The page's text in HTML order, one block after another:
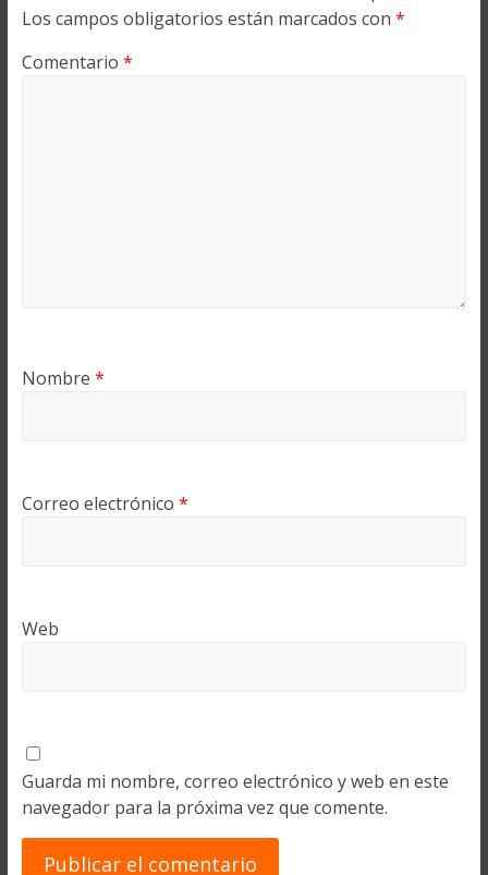
Los campos obligatorios están marcados con *
Comentario *
Nombre *
Correo electrónico *
Web
Guarda mi nombre, correo electrónico y web en este
navegador para la próxima vez que comente.